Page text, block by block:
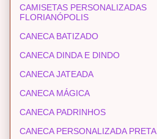
CAMISETAS PERSONALIZADAS
FLORIANÓPOLIS
CANECA BATIZADO
CANECA DINDA E DINDO
CANECA JATEADA
CANECA MÁGICA
CANECA PADRINHOS
CANECA PERSONALIZADA PRETA